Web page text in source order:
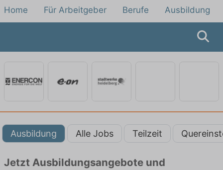
Home Für Arbeitgeber Berufe Ausbildung
Ausbildung Alle Jobs Teilzeit
Jetzt Ausbildungsangebote und